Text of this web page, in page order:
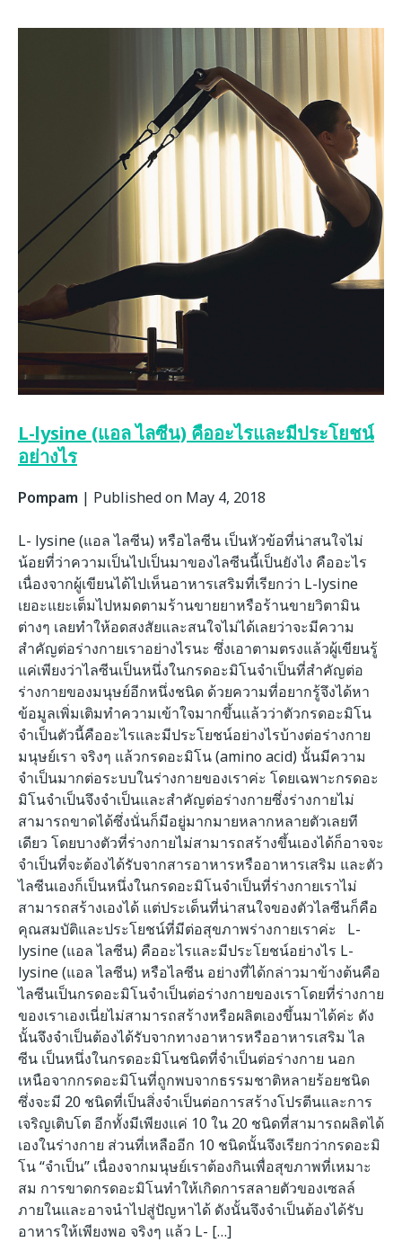
L-lysine (แอล ไลซีน) คืออะไรและมีประโยชน์
อย่างไร
Pompam | Published on May 4, 2018
L- lysine (แอล ไลซีน) หรือไลซีน เป็นหัวข้อที่น่าสนใจไม่
น้อยที่ว่าความเป็นไปเป็นมาของไลซีนนี้เป็นยังไง คืออะไร
เนื่องจากผู้เขียนได้ไปเห็นอาหารเสริมที่เรียกว่า L-lysine
เยอะแยะเต็มไปหมดตามร้านขายยาหรือร้านขายวิตามิน
ต่างๆ เลยทำให้อดสงสัยและสนใจไม่ได้เลยว่าจะมีความ
สำคัญต่อร่างกายเราอย่างไรนะ ซึ่งเอาตามตรงแล้วผู้เขียนรู้
แค่เพียงว่าไลซีนเป็นหนึ่งในกรดอะมิโนจำเป็นที่สำคัญต่อ
ร่างกายของมนุษย์อีกหนึ่งชนิด ด้วยความที่อยากรู้จึงได้หา
ข้อมูลเพิ่มเติมทำความเข้าใจมากขึ้นแล้วว่าตัวกรดอะมิโน
จำเป็นตัวนี้คืออะไรและมีประโยชน์อย่างไรบ้างต่อร่างกาย
มนุษย์เรา จริงๆ แล้วกรดอะมิโน (amino acid) นั้นมีความ
จำเป็นมากต่อระบบในร่างกายของเราค่ะ โดยเฉพาะกรดอะ
มิโนจำเป็นจึงจำเป็นและสำคัญต่อร่างกายซึ่งร่างกายไม่
สามารถขาดได้ซึ่งนั่นก็มีอยู่มากมายหลากหลายตัวเลยที
เดียว โดยบางตัวที่ร่างกายไม่สามารถสร้างขึ้นเองได้ก็อาจจะ
จำเป็นที่จะต้องได้รับจากสารอาหารหรืออาหารเสริม และตัว
ไลซีนเองก็เป็นหนึ่งในกรดอะมิโนจำเป็นที่ร่างกายเราไม่
สามารถสร้างเองได้ แต่ประเด็นที่น่าสนใจของตัวไลซีนก็คือ
คุณสมบัติและประโยชน์ที่มีต่อสุขภาพร่างกายเราค่ะ L-
lysine (แอล ไลซีน) คืออะไรและมีประโยชน์อย่างไร L-
lysine (แอล ไลซีน) หรือไลซีน อย่างที่ได้กล่าวมาข้างต้นคือ
ไลซีนเป็นกรดอะมิโนจำเป็นต่อร่างกายของเราโดยที่ร่างกาย
ของเราเองเนี่ยไม่สามารถสร้างหรือผลิตเองขึ้นมาได้ค่ะ ดัง
นั้นจึงจำเป็นต้องได้รับจากทางอาหารหรืออาหารเสริม ไล
ซีน เป็นหนึ่งในกรดอะมิโนชนิดที่จำเป็นต่อร่างกาย นอก
เหนือจากกรดอะมิโนที่ถูกพบจากธรรมชาติหลายร้อยชนิด
ซึ่งจะมี 20 ชนิดที่เป็นสิ่งจำเป็นต่อการสร้างโปรตีนและการ
เจริญเติบโต อีกทั้งมีเพียงแค่ 10 ใน 20 ชนิดที่สามารถผลิตได้
เองในร่างกาย ส่วนที่เหลืออีก 10 ชนิดนั้นจึงเรียกว่ากรดอะมิ
โน “จำเป็น” เนื่องจากมนุษย์เราต้องกินเพื่อสุขภาพที่เหมาะ
สม การขาดกรดอะมิโนทำให้เกิดการสลายตัวของเซลล์
ภายในและอาจนำไปสู่ปัญหาได้ ดังนั้นจึงจำเป็นต้องได้รับ
อาหารให้เพียงพอ จริงๆ แล้ว L- […]